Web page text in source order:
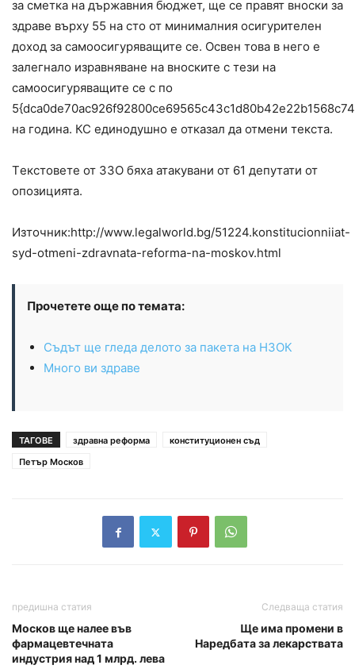
за сметка на държавния бюджет, ще се правят вноски за
здраве върху 55 на сто от минималния осигурителен
доход за самоосигуряващите се. Освен това в него е
залегнало изравняване на вноските с тези на
самоосигуряващите се с по
на година. КС единодушно е отказал да отмени текста.
Tекстовете от ЗЗО бяха атакувани от 61 депутати от
опозицията.
Източник:http://www.legalworld.bg/51224.konstitucionniiat-
syd-otmeni-zdravnata-reforma-na-moskov.html
Прочетете още по темата:
Съдът ще гледа делото за пакета на НЗОК
Много ви здраве
ТАГОВЕ здравна реформа
конституционен съд
Петър Москов
предишна статия
Москов ще налее във
фармацевтечната
индустрия над 1 млрд. лева
Следваща статия
Ще има промени в
Наредбата за лекарствата